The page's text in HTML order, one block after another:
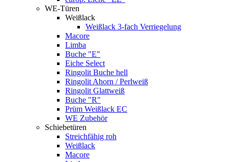
WE-Türen
Weißlack
Weißlack 3-fach Verriegelung
Macore
Limba
Buche "E"
Eiche Select
Ringolit Buche hell
Ringolit Ahorn / Perlweiß
Ringolit Glattweiß
Buche "R"
Prüm Weißlack EC
WE Zubehör
Schiebetüren
Streichfähig roh
Weißlack
Macore